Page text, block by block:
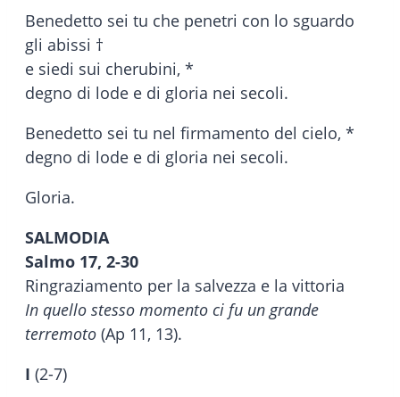
Benedetto sei tu che penetri con lo sguardo
gli abissi †
e siedi sui cherubini, *
degno di lode e di gloria nei secoli.
Benedetto sei tu nel firmamento del cielo, *
degno di lode e di gloria nei secoli.
Gloria.
SALMODIA
Salmo 17, 2-30
Ringraziamento per la salvezza e la vittoria
In quello stesso momento ci fu un grande
terremoto (Ap 11, 13).
I (2-7)